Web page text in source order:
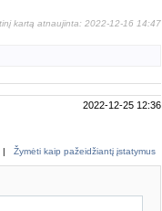
kartą atnaujinta: 2022-12-16 14:47
2022-12-25 12:36
| Žymėti kaip pažeidžiantį įstatymus